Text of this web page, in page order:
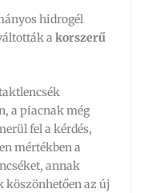
hidrogél
akorszerű
a piacnak még
fel a kérdés,
mértékben a
annak
köszönhetően az új